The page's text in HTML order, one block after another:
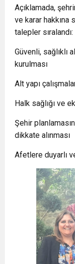
Açıklamada,
ve karar
talepler sıralandı:
Güvenli, sağlıklı
kurulması
Alt yapı
Halk sağlığı ve
Şehir
dikkate alınması
Afetlere duyarlı